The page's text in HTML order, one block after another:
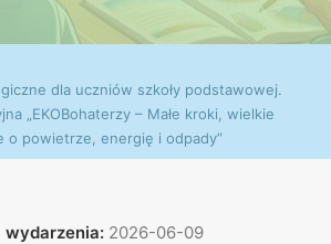
dla uczniów szkoły podstawowej.
„EKOBohaterzy – Małe kroki, wielkie
o powietrze, energię i odpady”
wydarzenia: 2026-06-09